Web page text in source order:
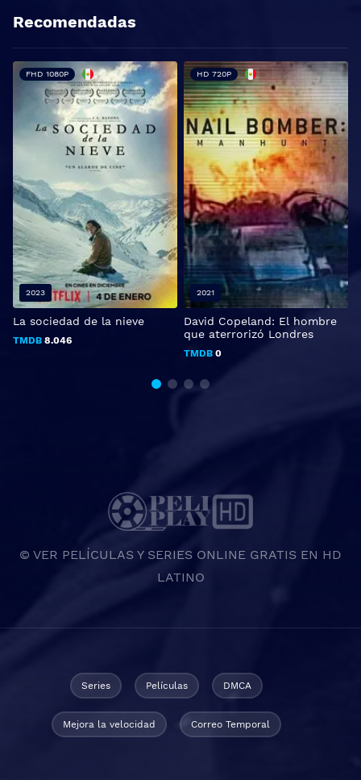
Recomendadas
La sociedad de la nieve
TMDB 8.046
FHD 1080P
2023
David Copeland: El hombre
que aterrorizó Londres
TMDB 0
HD 720P
2021
© VER PELÍCULAS Y SERIES ONLINE GRATIS EN HD
LATINO
Series Películas DMCA
Mejora la velocidad Correo Temporal